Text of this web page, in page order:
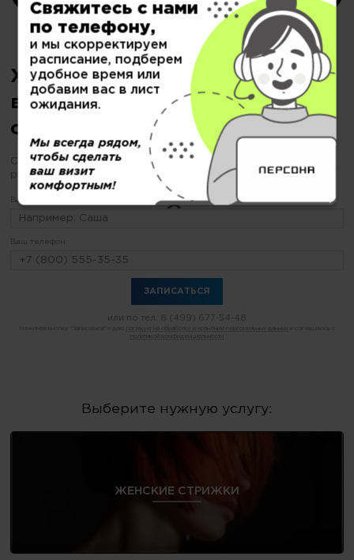
Хотите сделать повседневный
визаж, но еще не
определились?
С «ПЕРСОНОЙ» будьте уверены Ваш образ в надежных
руках
Ваше имя:
Ваш телефон:
или по тел. 8 (499) 677-54-48
Нажимая кнопку "Записаться" я даю согласие на обработку и хранение персональных данных
политикой конфиденциальности
Выберите нужную услугу:
ЖЕНСКИЕ СТРИЖКИ
Свяжитесь с нами
по телефону,
и мы скорректируем
расписание, подберем
удобное время или
добавим вас в лист
ожидания.
Мы всегда рядом,
чтобы сделать
ваш визит
комфортным!